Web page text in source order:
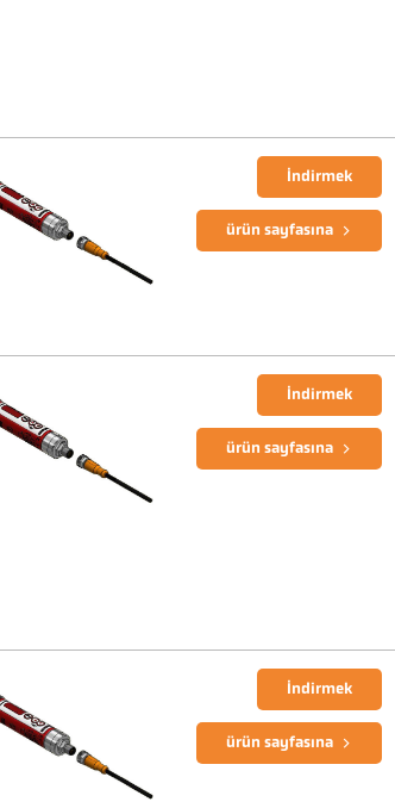
İndirmek
ürün sayfasına
İndirmek
ürün sayfasına
İndirmek
ürün sayfasına